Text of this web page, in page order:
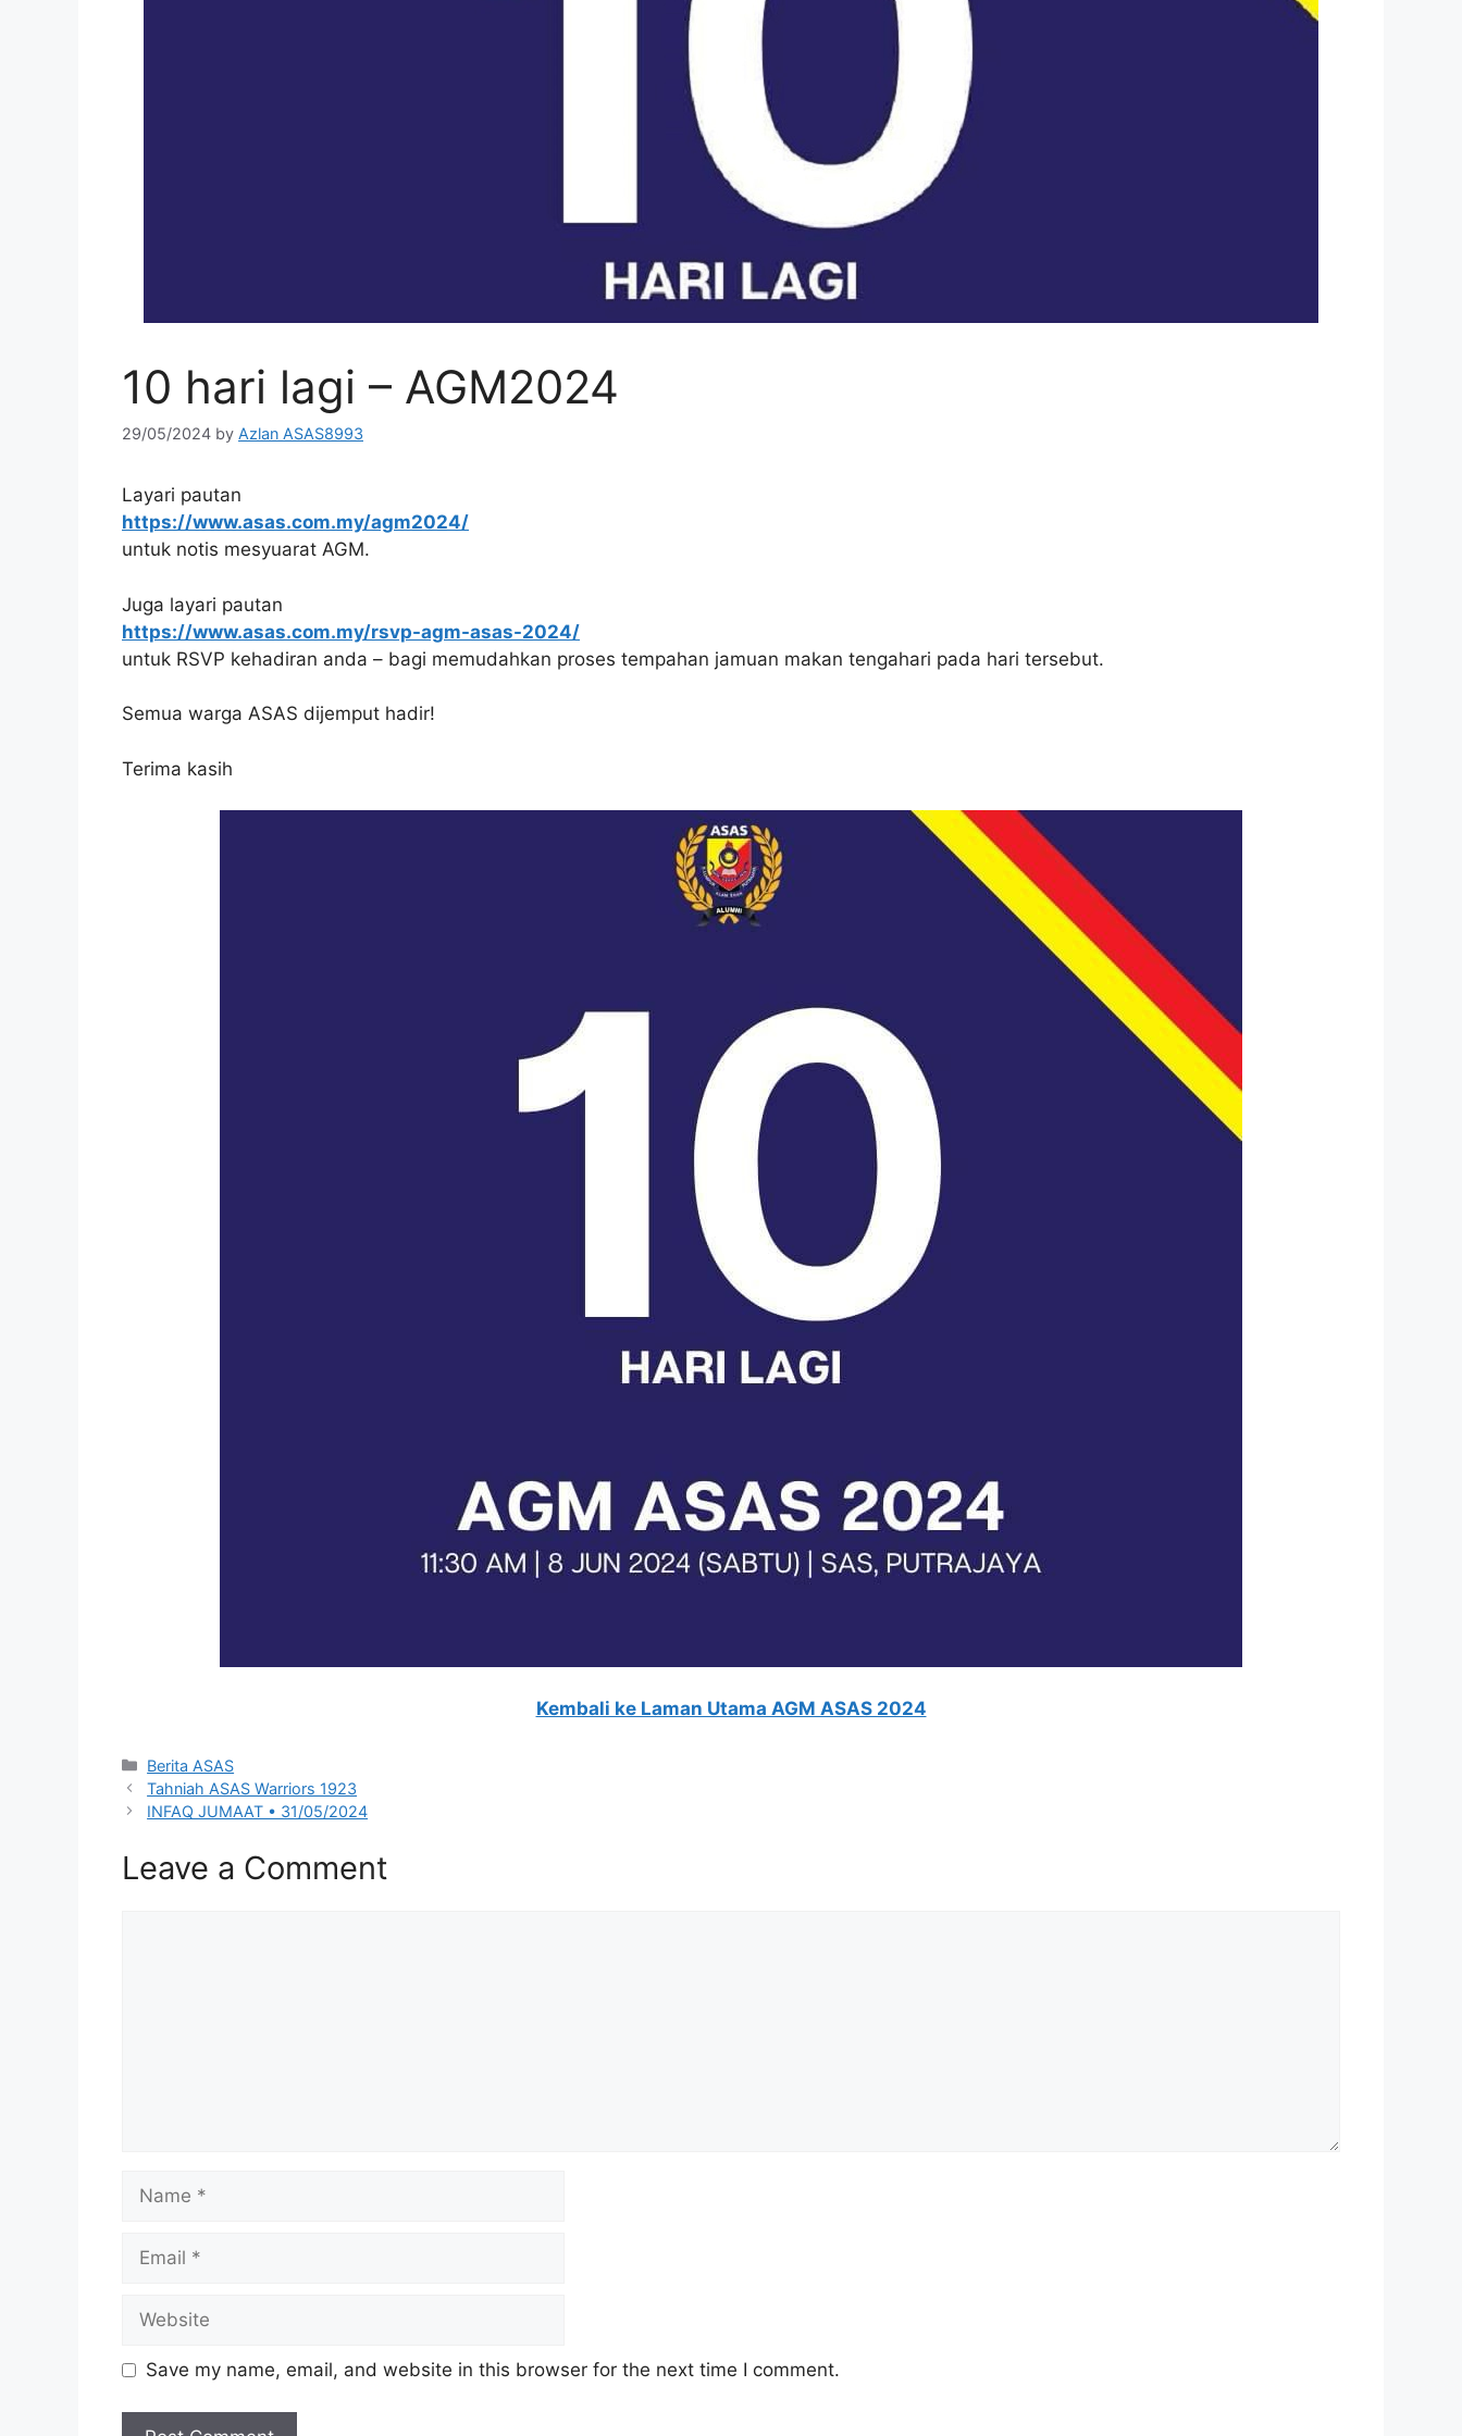
10 hari lagi – AGM2024
29/05/2024 by Azlan ASAS8993
Layari pautan
https://www.asas.com.my/agm2024/
untuk notis mesyuarat AGM.
Juga layari pautan
https://www.asas.com.my/rsvp-agm-asas-2024/
untuk RSVP kehadiran anda – bagi memudahkan proses tempahan jamuan makan tengahari pada hari tersebut.
Semua warga ASAS dijemput hadir!
Terima kasih
Kembali ke Laman Utama AGM ASAS 2024
Categories
Berita ASAS
Tahniah ASAS Warriors 1923
INFAQ JUMAAT • 31/05/2024
Leave a Comment
Name
Email
Website
Save my name, email, and website in this browser for the next time I comment.